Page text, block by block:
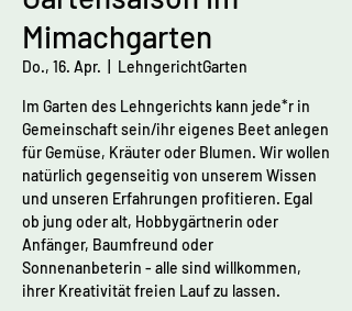
Mimachgarten
Do., 16. Apr. LehngerichtGarten
Im Garten des Lehngerichts kann jede*r in
Gemeinschaft sein/ihr eigenes Beet anlegen
für Gemüse, Kräuter oder Blumen. Wir wollen
natürlich gegenseitig von unserem Wissen
und unseren Erfahrungen profitieren. Egal
ob jung oder alt, Hobbygärtnerin oder
Anfänger, Baumfreund oder
Sonnenanbeterin - alle sind willkommen,
ihrer Kreativität freien Lauf zu lassen.